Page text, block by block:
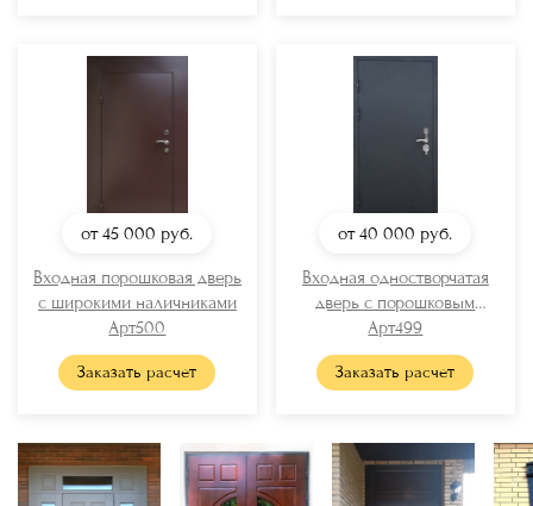
от 45 000 руб.
Входная порошковая дверь
с широкими наличниками
Арт500
Заказать расчет
от 40 000 руб.
Входная одностворчатая
дверь с порошковым
окрашиванием
Арт499
Заказать расчет